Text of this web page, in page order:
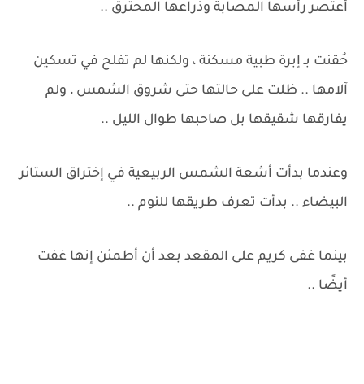
أعتصر رأسها المصابة وذراعها المحترق ..
حُقنت بـ إبرة طبية مسكنة ، ولكنها لم تفلح في تسكين
آلامها .. ظلت على حالتها حتى شروق الشمس ، ولم
يفارقها شقيقها بل صاحبها طوال الليل ..
وعندما بدأت أشعة الشمس الربيعية في إختراق الستائر
البيضاء .. بدأت تعرف طريقها للنوم ..
بينما غفى كريم على المقعد بعد أن أطمئن إنها غفت
أيضًا ..